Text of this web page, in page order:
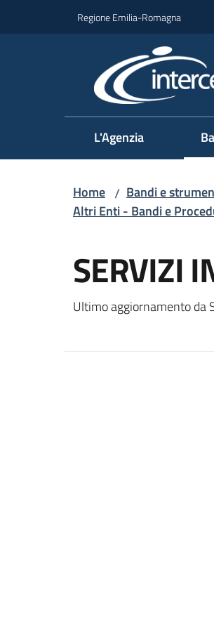
Regione Emilia-Romagna
L'Agenzia
Home / Bandi e
Altri Enti - Bandi e
SERVIZI
Ultimo aggiornamento da